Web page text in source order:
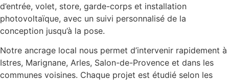
d’entrée, volet, store, garde-corps et installation
photovoltaïque, avec un suivi personnalisé de la
conception jusqu’à la pose.
Notre ancrage local nous permet d’intervenir rapidement à
Istres, Marignane, Arles, Salon-de-Provence et dans les
communes voisines. Chaque projet est étudié selon les